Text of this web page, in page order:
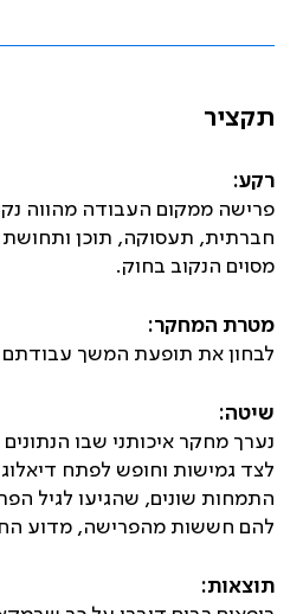
תקציר
רקע:
פרישה ממקום העבודה מהווה
חברתית, תעסוקה, תוכן ותחושת
מסוים הנקוב בחוק.
מטרת המחקר:
לבחון את תופעת המשך עבודתם
שיטה:
נערך מחקר איכותני שבו
התמחות שונים, שהגיעו לגיל
להם חששות מהפרישה, מדוע
תוצאות: